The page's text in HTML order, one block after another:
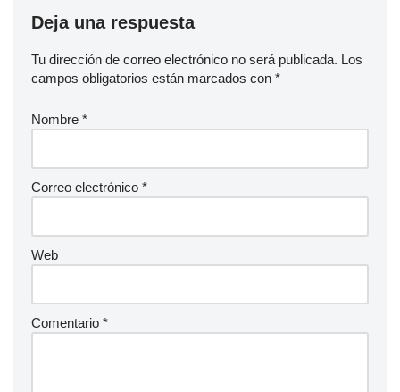
Deja una respuesta
Tu dirección de correo electrónico no será publicada. Los
campos obligatorios están marcados con *
Nombre *
Correo electrónico *
Web
Comentario *